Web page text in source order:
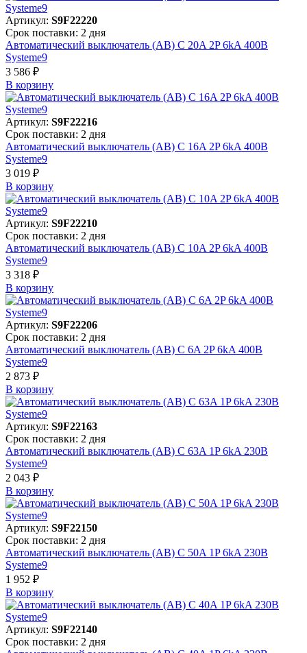
Артикул: S9F22220
Срок поставки: 2 дня
Автоматический выключатель (АВ) C 20A 2P 6kA 400В
Systeme9
3 586 ₽
В корзинy
Артикул: S9F22216
Срок поставки: 2 дня
Автоматический выключатель (АВ) C 16A 2P 6kA 400В
Systeme9
3 019 ₽
В корзинy
Артикул: S9F22210
Срок поставки: 2 дня
Автоматический выключатель (АВ) C 10A 2P 6kA 400В
Systeme9
3 318 ₽
В корзинy
Артикул: S9F22206
Срок поставки: 2 дня
Автоматический выключатель (АВ) C 6A 2P 6kA 400В
Systeme9
2 873 ₽
В корзинy
Артикул: S9F22163
Срок поставки: 2 дня
Автоматический выключатель (АВ) C 63A 1P 6kA 230В
Systeme9
2 043 ₽
В корзинy
Артикул: S9F22150
Срок поставки: 2 дня
Автоматический выключатель (АВ) C 50A 1P 6kA 230В
Systeme9
1 952 ₽
В корзинy
Артикул: S9F22140
Срок поставки: 2 дня